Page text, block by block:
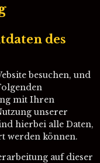
des
besuchen, und
mit Ihren
unserer
hierbei alle Daten,
werden können.
auf dieser